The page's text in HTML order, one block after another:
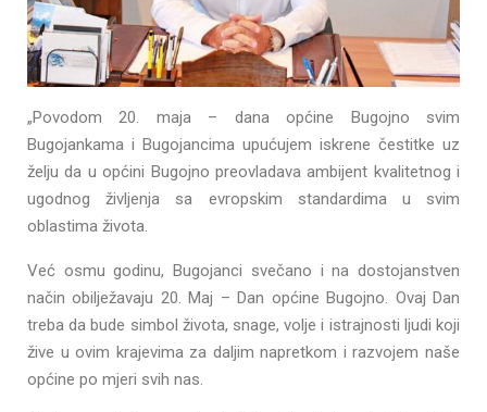
„Povodom 20. maja – dana općine Bugojno svim
Bugojankama i Bugojancima upućujem iskrene čestitke uz
želju da u općini Bugojno preovladava ambijent kvalitetnog i
ugodnog življenja sa evropskim standardima u svim
oblastima života.
Već osmu godinu, Bugojanci svečano i na dostojanstven
način obilježavaju 20. Maj – Dan općine Bugojno. Ovaj Dan
treba da bude simbol života, snage, volje i istrajnosti ljudi koji
žive u ovim krajevima za daljim napretkom i razvojem naše
općine po mjeri svih nas.